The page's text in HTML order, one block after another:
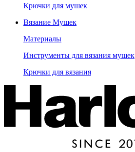
Крючки для мушек
Вязание Мушек
Материалы
Инструменты для вязания мушек
Крючки для вязания